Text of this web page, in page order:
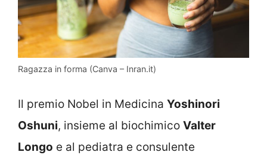
Ragazza in forma (Canva – Inran.it)
Il premio Nobel in Medicina Yoshinori
Oshuni, insieme al biochimico Valter
Longo e al pediatra e consulente